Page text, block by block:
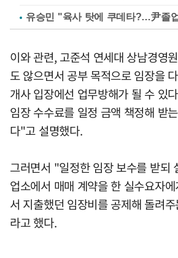
이와 관련, 고준석 연세대 상남경영
도 않으면서 공부 목적으로 임장을
개사 입장에선 업무방해가 될 수 있
임장 수수료를 일정 금액 책정해 받
다"고 설명했다.
그러면서 "일정한 임장 보수를 받되
업소에서 매매 계약을 한 실수요자
서 지출했던 임장비를 공제해 돌려
라고 했다.